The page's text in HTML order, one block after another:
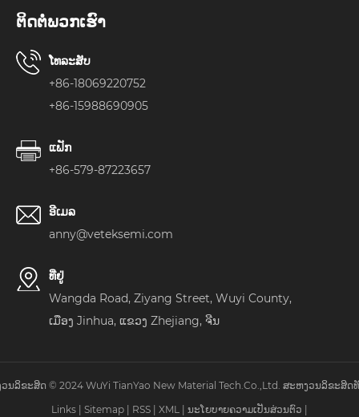
ຕິດ​ຕໍ່​ພວກ​ເຮົາ
ໂທລະສັບ
+86-18069220752
+86-15988690905
ແຟັກ
+86-579-87223657
ອີເມລ
anny@veteksemi.com
ທີ່ຢູ່
Wangda Road, Ziyang Street, Wuyi County,
ເມືອງ Jinhua, ແຂວງ Zhejiang, ຈີນ
ນລິຂະສິດ © 2024 WuYi TianYao New Material Tech.Co.,Ltd. ສະຫງວນລິຂະສິດ
Links | Sitemap | RSS | XML | ນະໂຍບາຍຄວາມເປັນສ່ວນຕົວ |